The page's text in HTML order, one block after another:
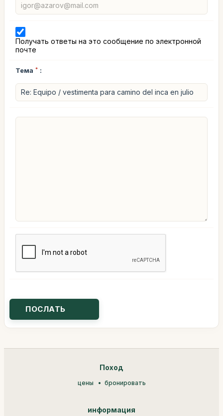
Получать ответы на это сообщение по электронной
почте
Тема * :
Поход
цены бронировать
информация